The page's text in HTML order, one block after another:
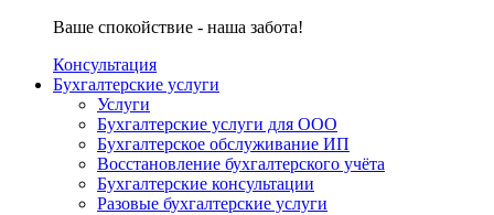
Ваше спокойствие - наша забота!
Консультация
Бухгалтерские услуги
Услуги
Бухгалтерские услуги для ООО
Бухгалтерское обслуживание ИП
Восстановление бухгалтерского учёта
Бухгалтерские консультации
Разовые бухгалтерские услуги